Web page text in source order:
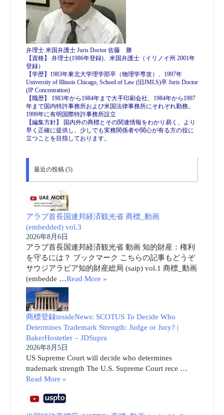
弁理士 米国弁護士 Juris Doctor 佐藤 勝
【資格】 弁理士(1986年登録)、米国弁護士（イリノイ州 2001年
登録）
【学歴】1983年東北大学理学部卒（物理学専攻）、1997年
University of Illinois Chicago, School of Law (旧JMLS)卒 Juris Doctor
(IP Concentration)
【職歴】 1983年から1984年まで大手印刷会社、1984年から1997
年まで国内特許事務所および米国法律事務所にそれぞれ勤務。
1999年に有明国際特許事務所設立
【編集方針】 国内外の商標とその関連情報をわかり易く、より
早く正確に提供し、少しでも実務関係者や関心が有る方の役に
立つことを目指しております。
最近の投稿 (5)
アラブ首長国連邦経済観光省 商標_動画
(embedded) vol.3
2026年8月6日
アラブ首長国連邦経済観光省 動画 知的財産：権利
を守るには？ ブックマーク こちらの記事もどうぞ
サウジアラビア知的財産総局 (saip) vol.1 商標_動画
(embedde …Read More »
商標登録insideNews: SCOTUS To Decide Who
Determines Trademark Strength: Judge or Jury? |
BakerHostetler – JDSupra
2026年8月5日
US Supreme Court will decide who determines
trademark strength The U.S. Supreme Court rece …
Read More »